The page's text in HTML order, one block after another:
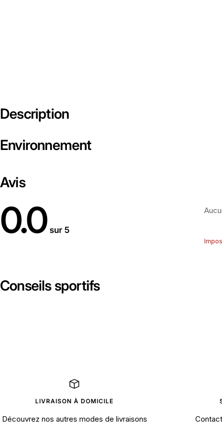
Description
Environnement
Avis
0.0 sur 5
Conseils sportifs
LIVRAISON À DOMICILE
Découvrez nos autres modes de livraisons